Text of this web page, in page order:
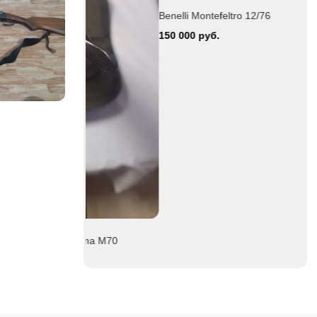
Продам итальянское ружье Silma
Benelli Montefeltro 12/76
150 000 руб.